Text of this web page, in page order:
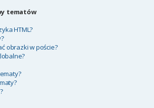
tematów
HTML?
obrazki w poście?